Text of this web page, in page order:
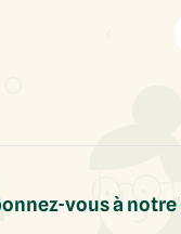
vous à